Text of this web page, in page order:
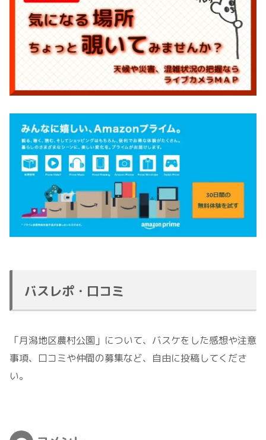
バスレポ・口コミ
「月潟地区農村公園」について、バスケをした感想や注意
事項、口コミや仲間の募集など、自由に投稿してくださ
い。